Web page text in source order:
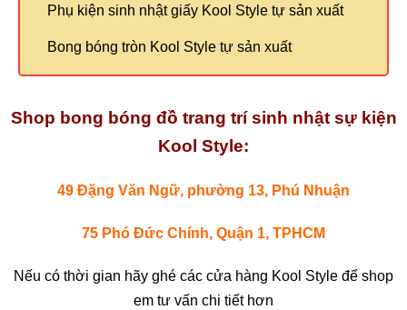
Phụ kiện sinh nhật giấy Kool Style tự sản xuất
Bong bóng tròn Kool Style tự sản xuất
Shop bong bóng đồ trang trí sinh nhật sự kiện
Kool Style:
49 Đặng Văn Ngữ, phường 13, Phú Nhuận
75 Phó Đức Chính, Quận 1, TPHCM
Nếu có thời gian hãy ghé các cửa hàng Kool Style để shop
em tư vấn chi tiết hơn